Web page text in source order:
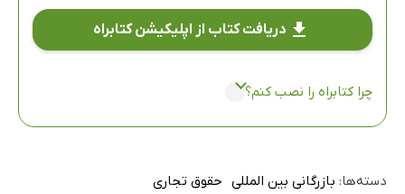
دریافت کتاب از اپلیکیشن کتابراه
چرا کتابراه را نصب کنم؟
دسته‌ها: بازرگانی بین المللی حقوق تجاری